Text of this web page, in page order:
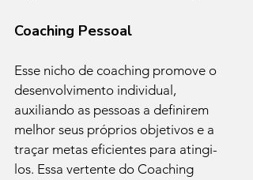
Coaching Pessoal
Esse nicho de coaching promove o
desenvolvimento individual,
auxiliando as pessoas a definirem
melhor seus próprios objetivos e a
traçar metas eficientes para atingi-
los. Essa vertente do Coaching